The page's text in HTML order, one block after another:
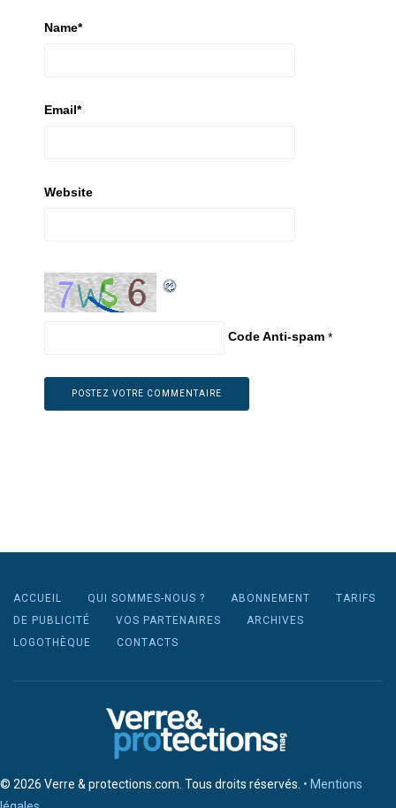
Name*
Email*
Website
Code Anti-spam *
ACCUEIL QUI SOMMES-NOUS ? ABONNEMENT
TARIFS
DE PUBLICITÉ
VOS PARTENAIRES
ARCHIVES
LOGOTHÈQUE
CONTACTS
© 2026 Verre & protections.com. Tous droits réservés. • Mentions